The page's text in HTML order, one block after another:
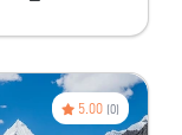
5.00 (0)